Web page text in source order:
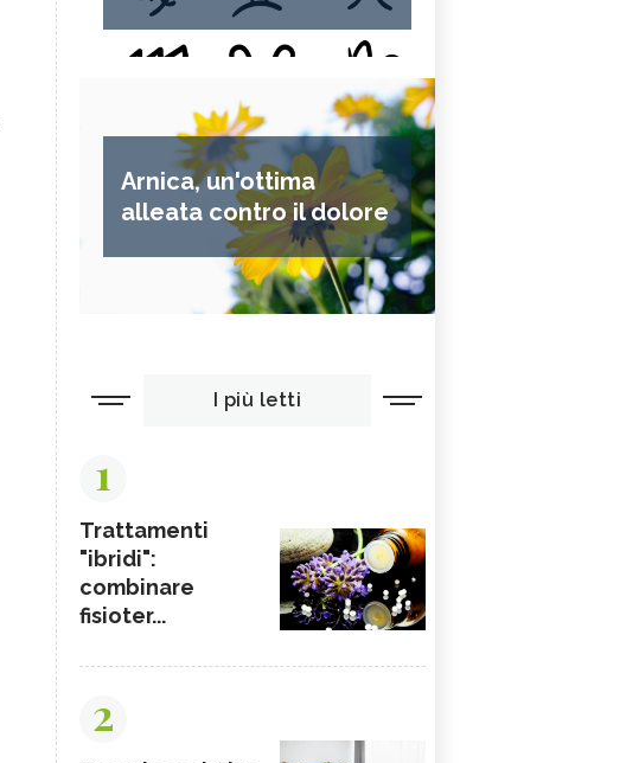
Arnica, un'ottima
alleata contro il dolore
I più letti
1
Trattamenti
"ibridi":
combinare
fisioter...
2